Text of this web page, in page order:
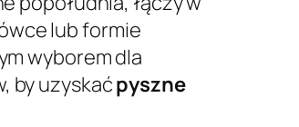
lub formie
wyborem dla
by uzyskaćpyszne